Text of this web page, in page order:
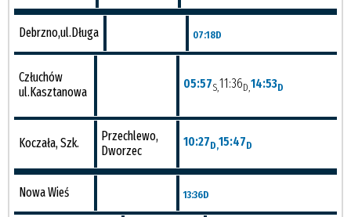
Debrzno,ul.Długa 07:18D
Człuchów
ul.Kasztanowa
05:57S,11:36D,14:53D
Koczała, Szk.
Przechlewo,
Dworzec
10:27D,15:47D
Nowa Wieś 13:36D